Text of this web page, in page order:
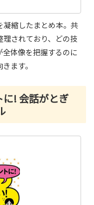
凝縮したまとめ本。共
されており、どの技
体像を把握するのに
ます。
に! 会話がとぎ